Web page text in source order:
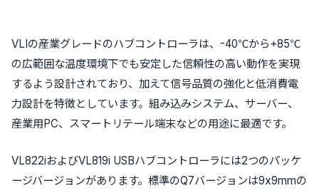
VLIの産業グレードのハブコントローラは、-40℃から+85℃
の広範囲な温度環境下でも安定した信頼性の高い動作を実現
するよう設計されており、加えて信号品質の強化と低消費電
力設計を特徴としています。組み込みシステム、サーバー、
産業用PC、スマートリテール端末などの用途に最適です。
VL822iおよびVL819i USBハブコントローラには2つのパッケ
ージバージョンがあります。標準のQ7バージョンは9x9mmの